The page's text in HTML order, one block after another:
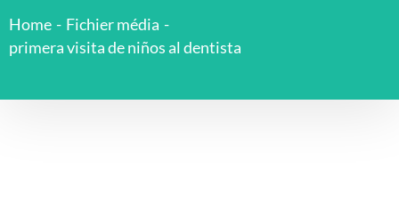
Home - Fichier média -
primera visita de niños al dentista